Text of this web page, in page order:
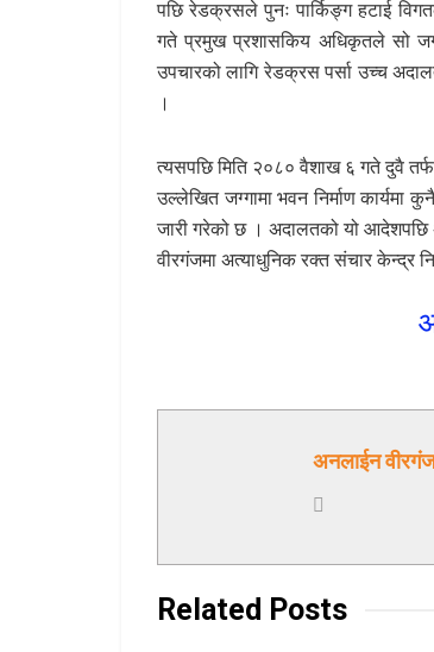
पछि रेडक्रसले पुनः पार्किङ्ग हटाई
गते प्रमुख प्रशासकिय अधिकृतले सो
उपचारको लागि रेडक्रस पर्सा उच्च
।
त्यसपछि मिति २०८० वैशाख ६ गते दुवै
उल्लेखित जग्गामा भवन निर्माण कार्यमा
जारी गरेको छ । अदालतको यो
वीरगंजमा अत्याधुनिक रक्त संचार केन्द्र
अनलाईन
Related Posts